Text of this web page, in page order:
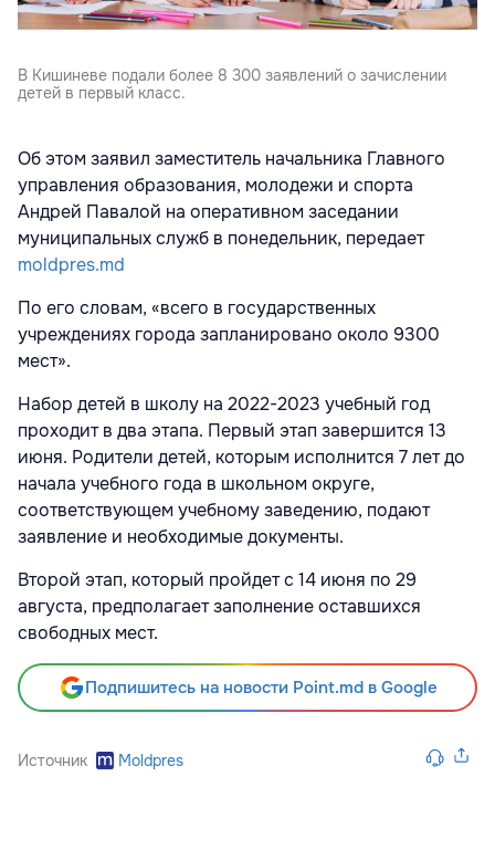
В Кишиневе подали более 8 300 заявлений о зачислении
детей в первый класс.
Об этом заявил заместитель начальника Главного
управления образования, молодежи и спорта
Андрей Павалой на оперативном заседании
муниципальных служб в понедельник, передает
moldpres.md
По его словам, «всего в государственных
учреждениях города запланировано около 9300
мест».
Набор детей в школу на 2022-2023 учебный год
проходит в два этапа. Первый этап завершится 13
июня. Родители детей, которым исполнится 7 лет до
начала учебного года в школьном округе,
соответствующем учебному заведению, подают
заявление и необходимые документы.
Второй этап, который пройдет с 14 июня по 29
августа, предполагает заполнение оставшихся
свободных мест.
Подпишитесь на новости Point.md в Google
Источник Moldpres